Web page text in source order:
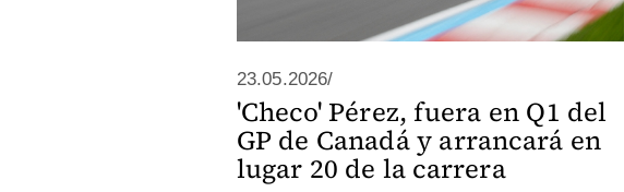
23.05.2026/
'Checo' Pérez, fuera en Q1 del
GP de Canadá y arrancará en
lugar 20 de la carrera